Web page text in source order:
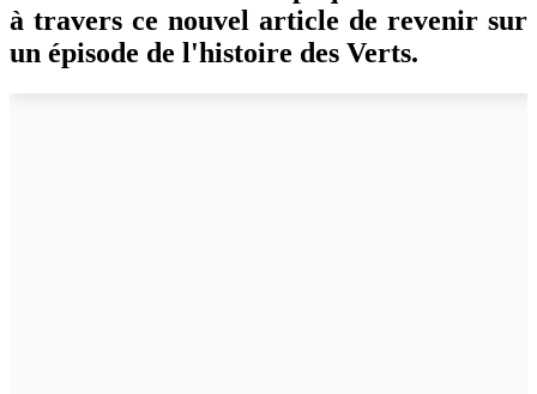
à travers ce nouvel article de revenir sur
un épisode de l'histoire des Verts.